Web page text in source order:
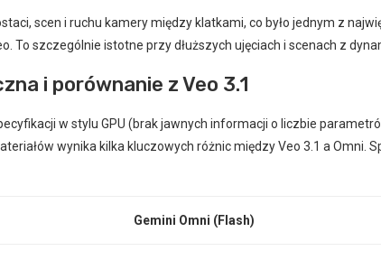
scen i ruchu kamery między klatkami, co było jednym z
To szczególnie istotne przy dłuższych ujęciach i scenach z
i porównanie z Veo 3.1
w stylu GPU (brak jawnych informacji o liczbie
wynika kilka kluczowych różnic między Veo 3.1 a Omni.
Gemini Omni (Flash)